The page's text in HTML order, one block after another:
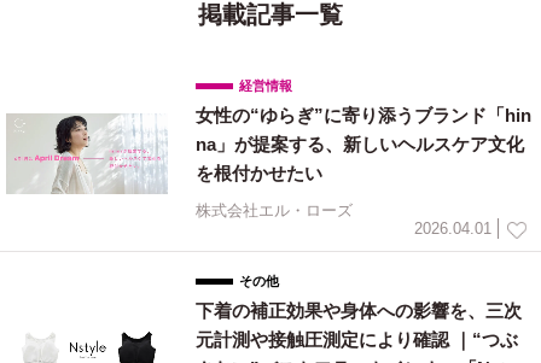
掲載記事一覧
経営情報
女性の“ゆらぎ”に寄り添うブランド「hin
na」が提案する、新しいヘルスケア文化
を根付かせたい
株式会社エル・ローズ
2026.04.01
その他
下着の補正効果や身体への影響を、三次
元計測や接触圧測定により確認 ｜“つぶ